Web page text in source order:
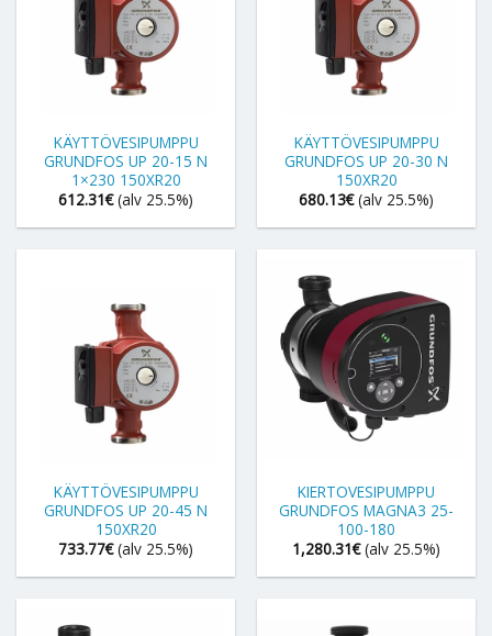
KÄYTTÖVESIPUMPPU
GRUNDFOS UP 20-15 N
1×230 150XR20
612.31€ (alv 25.5%)
KÄYTTÖVESIPUMPPU
GRUNDFOS UP 20-30 N
150XR20
680.13€ (alv 25.5%)
KÄYTTÖVESIPUMPPU
GRUNDFOS UP 20-45 N
150XR20
733.77€ (alv 25.5%)
KIERTOVESIPUMPPU
GRUNDFOS MAGNA3 25-
100-180
1,280.31€ (alv 25.5%)